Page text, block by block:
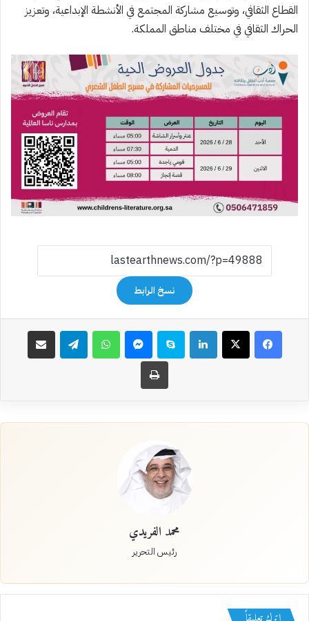
القطاع الثقافي، وتوسيع مشاركة المجتمع في الأنشطة الإبداعية، وتعزيز
الحراك الثقافي في مختلف مناطق المملكة.
نسخ الرابط
فيسبوك‫X لينكدإن سكايب ماسنجر واتساب تيلقرام مشاركة عبر البريد
طباعة
محمد الفريدي
رئيس التحرير